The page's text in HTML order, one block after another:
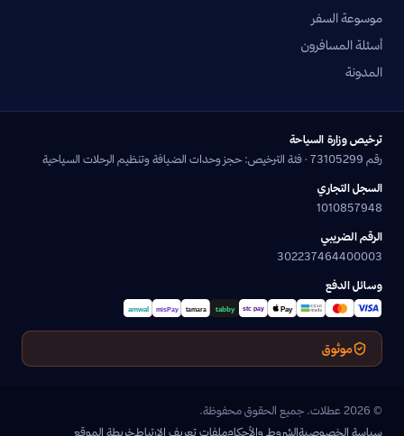
موسوعة السفر
أسئلة المسافرون
المدونة
ترخيص وزارة السياحة
رقم 73105299 · فئة الترخيص: حجز وحدات الضيافة وتنظيم الرحلات السياحية
السجل التجاري
1010857948
الرقم الضريبي
302237464400003
وسائل الدفع
موثوق
© 2026 عطلات. جميع الحقوق محفوظة.
سياسة الخصوصيةالشروط والأحكامملفات تعريف الارتباطخريطة الموقع